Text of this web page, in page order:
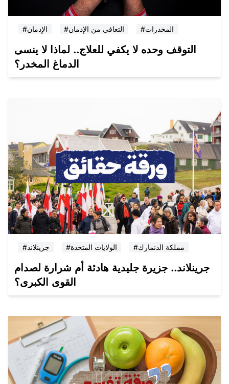
#الإدمان #التعافي من الإدمان #المخدرات
التوقف وحده لا يكفي للعلاج.. لماذا لا ينسى
الدماغ المخدر؟
#جرينلاند #الولايات المتحدة #مملكة الدنمارك
جرينلاند.. جزيرة جليدية هادئة أم شرارة لصدام
القوى الكبرى؟